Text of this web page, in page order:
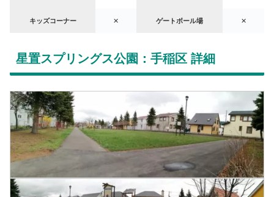
キッズコーナー ✕ ゲートボール場 ✕
星置スプリングス公園：手稲区 詳細